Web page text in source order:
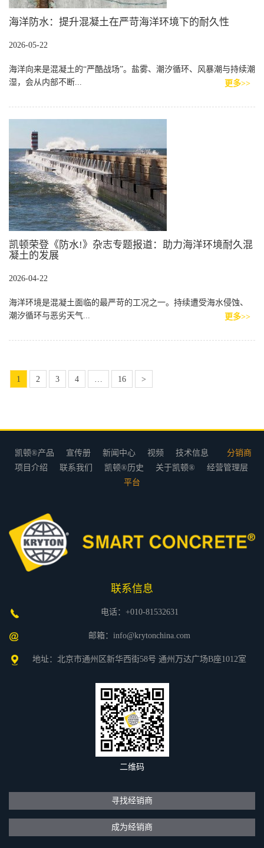
海洋防水：提升混凝土在严苛海洋环境下的耐久性
2026-05-22
海洋向来是混凝土的“严酷战场”。盐雾、潮汐循环、风暴潮与持续潮
湿，会从内部不断...
更多>>
凯顿荣登《防水!》杂志专题报道：助力海洋环境耐久混
凝土的发展
2026-04-22
海洋环境是混凝土面临的最严苛的工况之一。持续遭受海水侵蚀、
潮汐循环与恶劣天气...
更多>>
1 2 3 4 … 16 >
凯顿®产品 宣传册 新闻中心 视频
技术信息
项目介绍
联系我们 凯顿®历史 关于凯顿® 经营管理层
分销商
平台
联系信息
电话：+010-81532631
邮箱：info@krytonchina.com
地址：北京市通州区新华西街58号 通州万达广场B座1012室
二维码
寻找经销商
成为经销商